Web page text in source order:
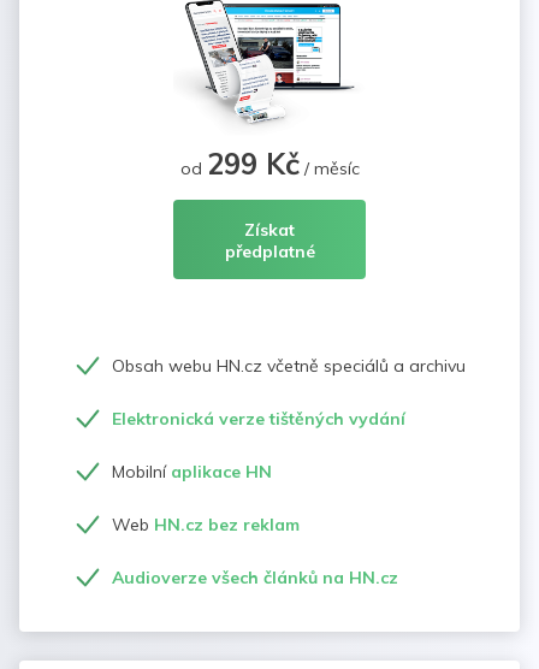
od 299 Kč/ měsíc
Získat
předplatné
Obsah webu HN.cz včetně speciálů a archivu
Elektronická verze tištěných vydání
Mobilní aplikace HN
Web HN.cz bez reklam
Audioverze všech článků na HN.cz